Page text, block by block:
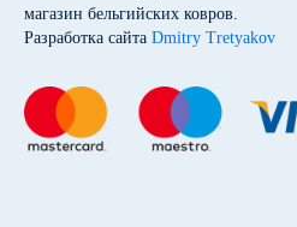
магазин бельгийских ковров.
Разработка сайта Dmitry Tretyakov